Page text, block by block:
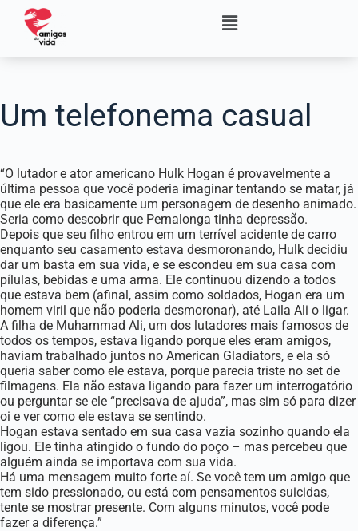
Um telefonema casual
“O lutador e ator americano Hulk Hogan é provavelmente a
última pessoa que você poderia imaginar tentando se matar, já
que ele era basicamente um personagem de desenho animado.
Seria como descobrir que Pernalonga tinha depressão.
Depois que seu filho entrou em um terrível acidente de carro
enquanto seu casamento estava desmoronando, Hulk decidiu
dar um basta em sua vida, e se escondeu em sua casa com
pílulas, bebidas e uma arma. Ele continuou dizendo a todos
que estava bem (afinal, assim como soldados, Hogan era um
homem viril que não poderia desmoronar), até Laila Ali o ligar.
A filha de Muhammad Ali, um dos lutadores mais famosos de
todos os tempos, estava ligando porque eles eram amigos,
haviam trabalhado juntos no American Gladiators, e ela só
queria saber como ele estava, porque parecia triste no set de
filmagens. Ela não estava ligando para fazer um interrogatório
ou perguntar se ele “precisava de ajuda”, mas sim só para dizer
oi e ver como ele estava se sentindo.
Hogan estava sentado em sua casa vazia sozinho quando ela
ligou. Ele tinha atingido o fundo do poço – mas percebeu que
alguém ainda se importava com sua vida.
Há uma mensagem muito forte aí. Se você tem um amigo que
tem sido pressionado, ou está com pensamentos suicidas,
tente se mostrar presente. Com alguns minutos, você pode
fazer a diferença.”